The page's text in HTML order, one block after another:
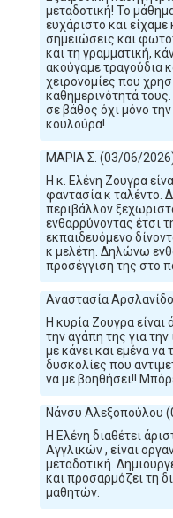
μεταδοτική! Το
ευχάριστο και
σημειώσεις και
και τη γραμματική,
ακούγαμε τραγούδια
χειρονομίες που
καθημερινότητά
σε βάθος όχι μόνο
κουλούρα!
ΜΑΡΙΑ Σ. (03/06/2026)
Η κ. Ελένη Ζουγρα
φαντασία κ ταλέντο.
περιβάλλον
ενθαρρύνοντας έτσι
εκπαιδευόμενο
κ μελέτη. Δηλώνω
προσέγγιση της στο
Αναστασία
Η κυρία Ζουγρα
την αγάπη της για
με κάνει και εμένα
δυσκολίες που
να με βοηθήσει!!
Νάνσυ Αλεξοπούλου
Η Ελένη διαθέτει
Αγγλικών , είναι
μεταδοτική.
και προσαρμόζει τη
μαθητών.